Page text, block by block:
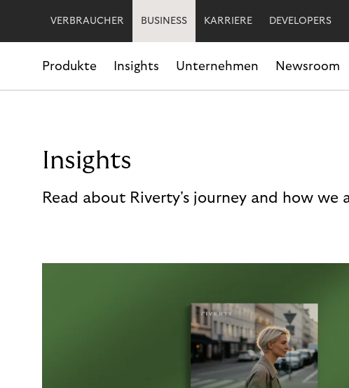
VERBRAUCHER BUSINESS KARRIERE DEVELOPERS
Produkte Insights Unternehmen Newsroom
Insights
Read about Riverty's journey and how